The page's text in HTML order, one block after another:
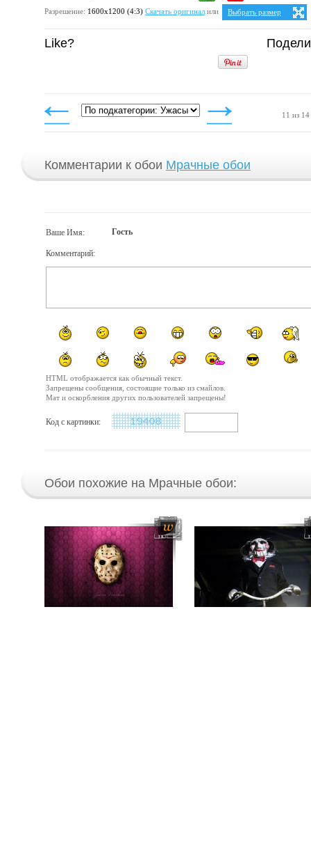
Разрешение: 1600х1200 (4:3) Скачать оригиналили
Выбрать размер
Ваше разрешение:Не
1280x1024
1600x1280
4:3
Like?
11 из 14
Комментарии к обои Мрачные обои
Ваше Имя: Гость
Комментарий:
HTML отображается как обычный текст.
Запрещены сообщения, состоящие только из смайлов.
Мат и оскорбления других пользователей запрещены!
Код с картинки:
Обои похожие на Мрачные обои: